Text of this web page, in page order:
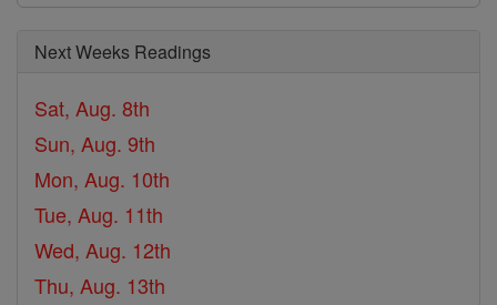
Next Weeks Readings
Sat, Aug. 8th
Sun, Aug. 9th
Mon, Aug. 10th
Tue, Aug. 11th
Wed, Aug. 12th
Thu, Aug. 13th